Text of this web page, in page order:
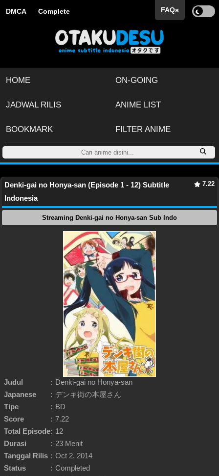
DMCA Complete FAQs
HOME ON-GOING
JADWAL RILIS ANIME LIST
BOOKMARK FILTER ANIME
Denki-gai no Honya-san (Episode 1 - 12) Subtitle
Indonesia
7.22
Streaming Denki-gai no Honya-san Sub Indo
Judul : Denki-gai no Honya-san
Japanese
: デンキ街の本屋さん
Tipe
: BD
Score
: 7.22
Total Episode: 12
Durasi
: 23 Menit
Tanggal Rilis : Oct 2, 2014
Status
: Completed